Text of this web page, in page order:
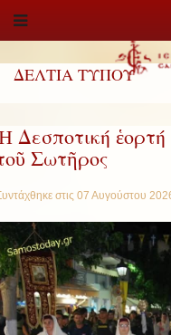
ΔΕΛΤΙΑ ΤΥΠΟΥ
Δεσποτική
Σωτῆρος
στις 07 Αυγούστου